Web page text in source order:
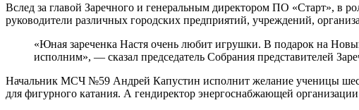
Вслед за главой Заречного и генеральным директором ПО «Старт», в
руководители различных городских предприятий, учреждений,
«Юная зареченка Настя очень любит игрушки. В подарок на
исполним», — сказал председатель Собрания представителей
Начальник МСЧ №59 Андрей Капустин исполнит желание ученицы
для фигурного катания. А гендиректор энергоснабжающей